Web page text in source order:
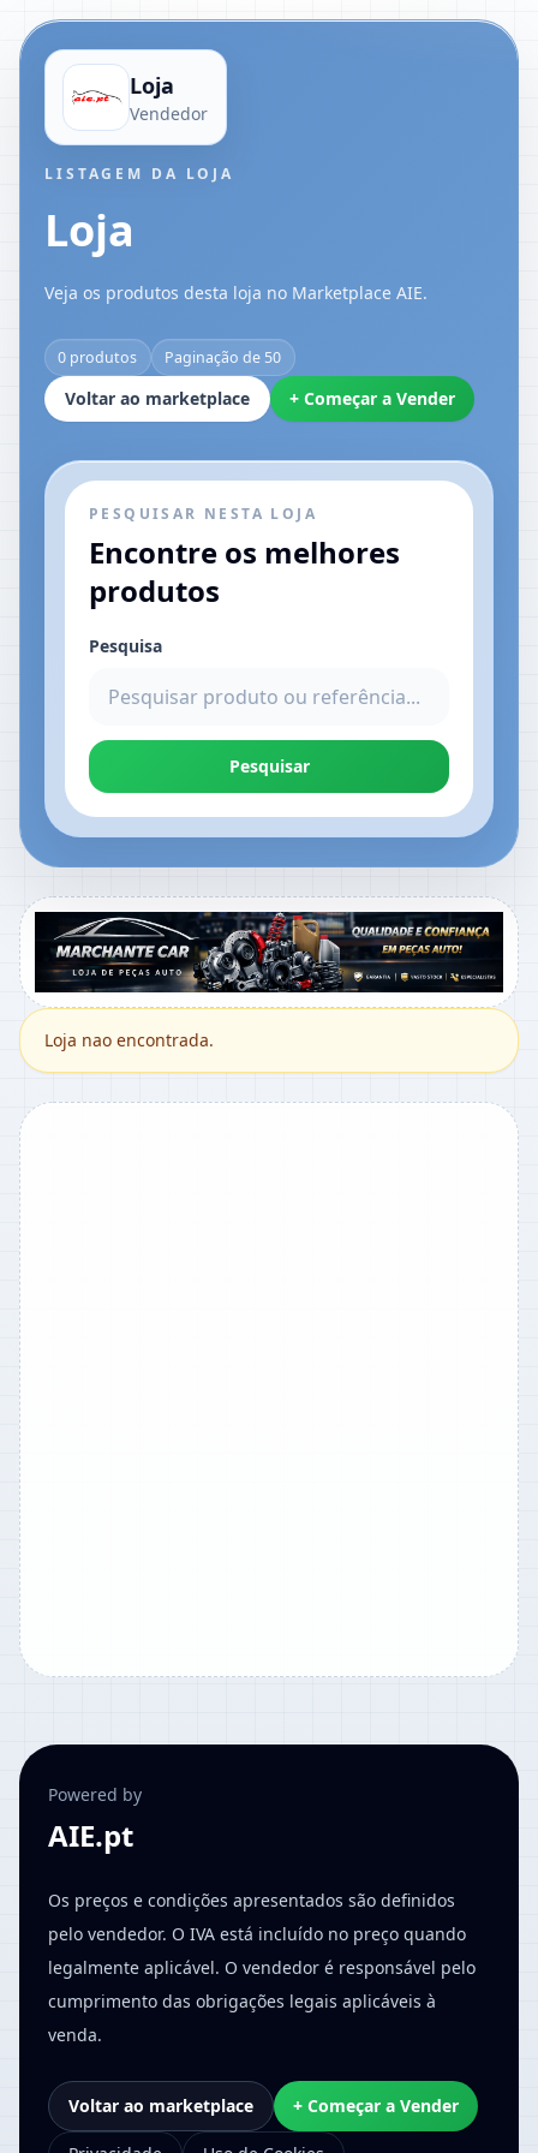
Loja
Vendedor
LISTAGEM DA LOJA
Loja
Veja os produtos desta loja no Marketplace AIE.
0 produtos Paginação de 50
Voltar ao marketplace + Começar a Vender
PESQUISAR NESTA LOJA
Encontre os melhores
produtos
Pesquisa
Pesquisar
Loja nao encontrada.
Powered by
AIE.pt
Os preços e condições apresentados são definidos
pelo vendedor. O IVA está incluído no preço quando
legalmente aplicável. O vendedor é responsável pelo
cumprimento das obrigações legais aplicáveis à
venda.
Voltar ao marketplace + Começar a Vender